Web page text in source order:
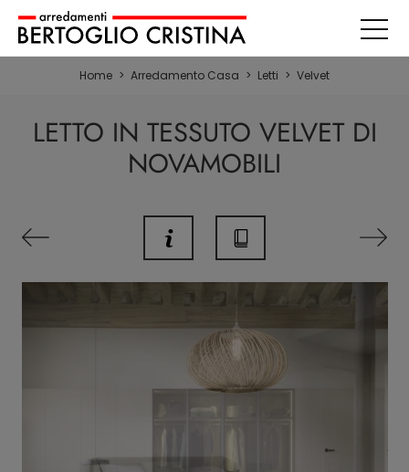
Home > Arredamento Casa > Letti > Velvet
LETTO IN TESSUTO VELVET DI
NOVAMOBILI